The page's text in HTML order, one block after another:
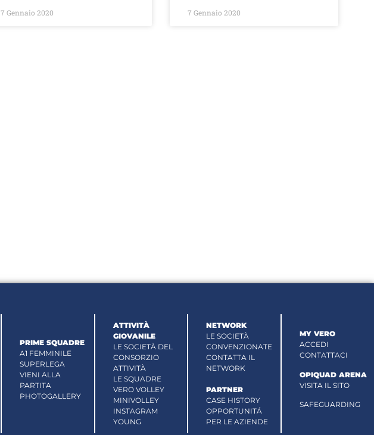
7 Gennaio 2020 7 Gennaio 2020
PRIME SQUADRE
A1 FEMMINILE
SUPERLEGA
VIENI ALLA
PARTITA
PHOTOGALLERY
ATTIVITÀ
GIOVANILE
LE SOCIETÀ DEL
CONSORZIO
ATTIVITÀ
LE SQUADRE
VERO VOLLEY
MINIVOLLEY
INSTAGRAM
YOUNG
NETWORK
LE SOCIETÀ
CONVENZIONATE
CONTATTA IL
NETWORK
PARTNER
CASE HISTORY
OPPORTUNITÁ
PER LE AZIENDE
MY VERO
ACCEDI
CONTATTACI
OPIQUAD ARENA
VISITA IL SITO
SAFEGUARDING